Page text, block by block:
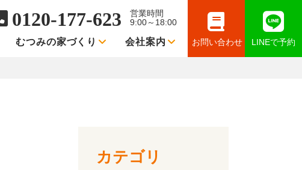
0120-177-623
営業時間
9:00～18:00
むつみの家づくり 会社案内 お問い合わせ LINEで予約
カテゴリ